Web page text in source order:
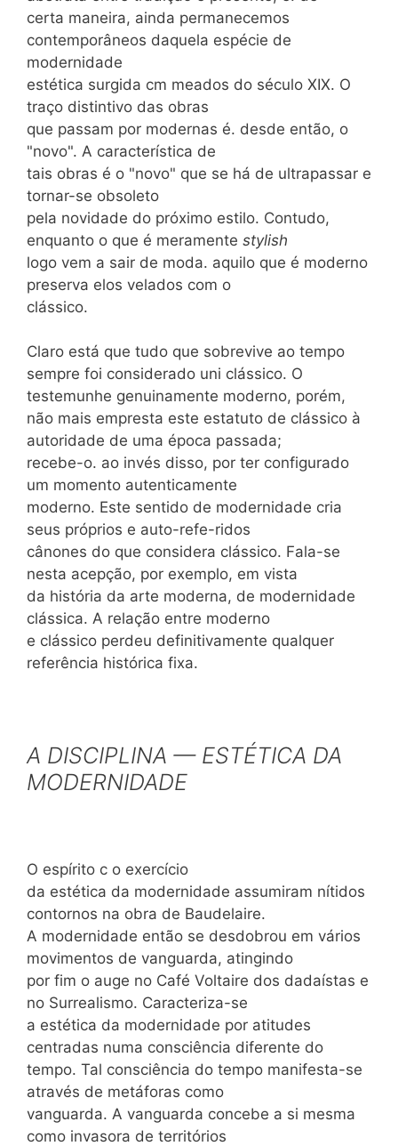
certa maneira, ainda permanecemos
contemporâneos daquela espécie de
modernidade
estética surgida cm meados do século XIX. O
traço distintivo das obras
que passam por modernas é. desde então, o
"novo". A característica de
tais obras é o "novo" que se há de ultrapassar e
tornar-se obsoleto
pela novidade do próximo estilo. Contudo,
enquanto o que é meramente stylish
logo vem a sair de moda. aquilo que é moderno
preserva elos velados com o
clássico.
Claro está que tudo que sobrevive ao tempo
sempre foi considerado uni clássico. O
testemunhe genuinamente moderno, porém,
não mais empresta este estatuto de clássico à
autoridade de uma época passada;
recebe-o. ao invés disso, por ter configurado
um momento autenticamente
moderno. Este sentido de modernidade cria
seus próprios e auto-refe-ridos
cânones do que considera clássico. Fala-se
nesta acepção, por exemplo, em vista
da história da arte moderna, de modernidade
clássica. A relação entre moderno
e clássico perdeu definitivamente qualquer
referência histórica fixa.
A DISCIPLINA — ESTÉTICA DA
MODERNIDADE
O espírito c o exercício
da estética da modernidade assumiram nítidos
contornos na obra de Baudelaire.
A modernidade então se desdobrou em vários
movimentos de vanguarda, atingindo
por fim o auge no Café Voltaire dos dadaístas e
no Surrealismo. Caracteriza-se
a estética da modernidade por atitudes
centradas numa consciência diferente do
tempo. Tal consciência do tempo manifesta-se
através de metáforas como
vanguarda. A vanguarda concebe a si mesma
como invasora de territórios